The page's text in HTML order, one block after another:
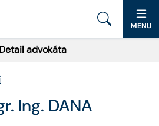
MENU
Detail advokáta
Ing. DANA